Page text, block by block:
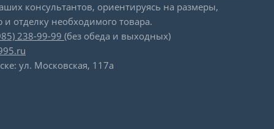
консультантов, ориентируясь на размеры,
отделку необходимого товара.
238-99-99 (без обеда и выходных)
ул. Московская, 117а